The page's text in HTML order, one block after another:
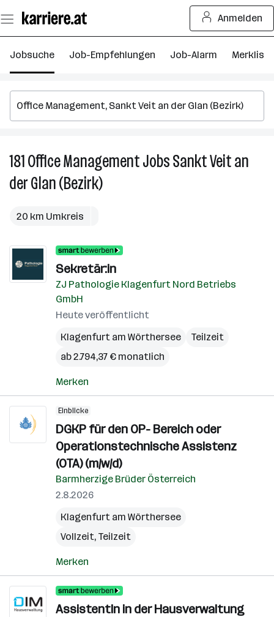
Seiteninhalt
springen
Anmelden
Jobsuche Job-Empfehlungen Job-Alarm Merkliste
181Office ManagementJobsSankt Veit an
der Glan (Bezirk)
20 km Umkreis
Sekretär:in
ZJ Pathologie Klagenfurt Nord Betriebs
GmbH
Heute veröffentlicht
Klagenfurt am Wörthersee
Teilzeit
ab 2.794,37 € monatlich
Merken
Einblicke
DGKP für den OP- Bereich oder
Operationstechnische Assistenz
(OTA) (m/w/d)
Barmherzige Brüder Österreich
2.8.2026
Klagenfurt am Wörthersee
Vollzeit, Teilzeit
Merken
AssistentIn in der Hausverwaltung